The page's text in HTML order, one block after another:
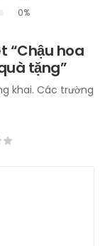
0%
“Chậu hoa
tặng”
khai. Các trường